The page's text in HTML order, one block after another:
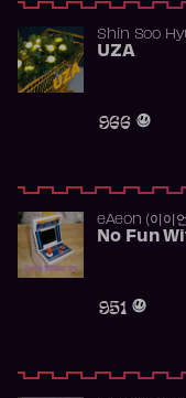
Shin Soo
UZA
966
​eAeon (이이
No Fun
951